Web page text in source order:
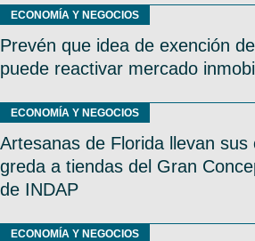
ECONOMÍA Y NEGOCIOS
Prevén que idea de exención
puede reactivar mercado
ECONOMÍA Y NEGOCIOS
Artesanas de Florida llevan sus
greda a tiendas del Gran
de INDAP
ECONOMÍA Y NEGOCIOS